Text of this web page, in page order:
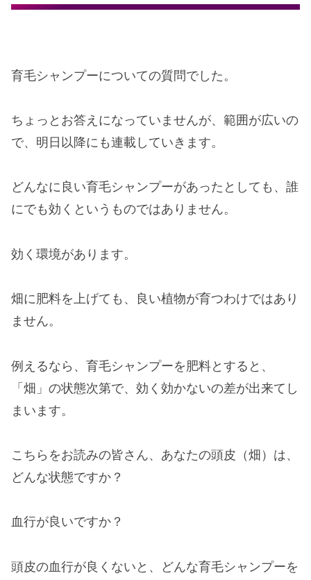
育毛シャンプーについての質問でした。
ちょっとお答えになっていませんが、範囲が広いの
で、明日以降にも連載していきます。
どんなに良い育毛シャンプーがあったとしても、誰
にでも効くというものではありません。
効く環境があります。
畑に肥料を上げても、良い植物が育つわけではあり
ません。
例えるなら、育毛シャンプーを肥料とすると、
「畑」の状態次第で、効く効かないの差が出来てし
まいます。
こちらをお読みの皆さん、あなたの頭皮（畑）は、
どんな状態ですか？
血行が良いですか？
頭皮の血行が良くないと、どんな育毛シャンプーを